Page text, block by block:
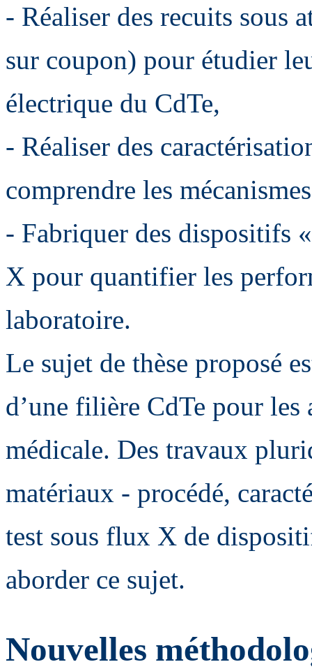
- Réaliser des recuits sous
sur coupon) pour étudier
électrique du CdTe,
- Réaliser des
comprendre les
- Fabriquer des dispositifs
X pour quantifier les
laboratoire.
Le sujet de thèse proposé
d’une filière CdTe pour
médicale. Des travaux
matériaux - procédé,
test sous flux X de
aborder ce sujet.
Nouvelles